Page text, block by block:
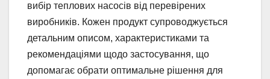
вибір теплових насосів від перевірених
виробників. Кожен продукт супроводжується
детальним описом, характеристиками та
рекомендаціями щодо застосування, що
допомагає обрати оптимальне рішення для